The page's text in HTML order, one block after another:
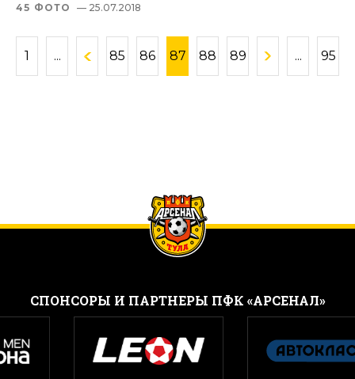
45 ФОТО — 25.07.2018
1 ... 85 86 87 88 89 ... 95
CПОНСОРЫ И ПАРТНЕРЫ ПФК «АРСЕНАЛ»